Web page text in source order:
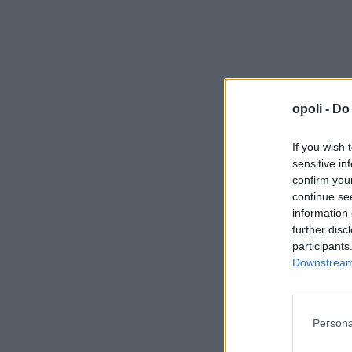
opoli -
If you wish
sensitive
confirm
continue
information
further